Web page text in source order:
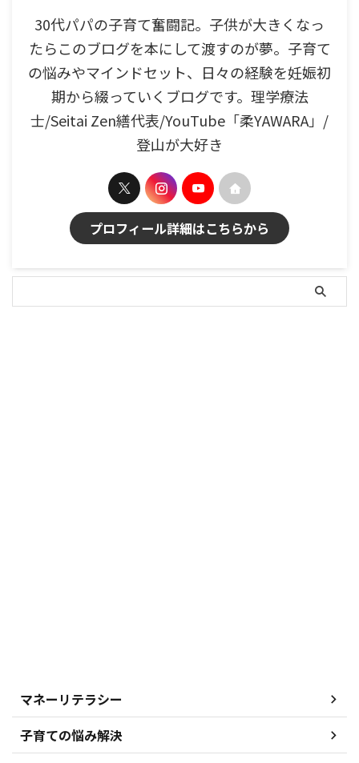
30代パパの子育て奮闘記。子供が大きくなっ
たらこのブログを本にして渡すのが夢。子育て
の悩みやマインドセット、日々の経験を妊娠初
期から綴っていくブログです。理学療法
士/Seitai Zen繕代表/YouTube「柔YAWARA」/
登山が大好き
プロフィール詳細はこちらから
マネーリテラシー
子育ての悩み解決